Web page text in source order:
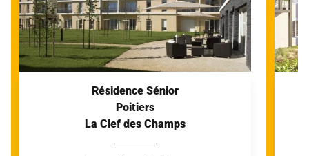
Résidence Sénior
Poitiers
La Clef des Champs